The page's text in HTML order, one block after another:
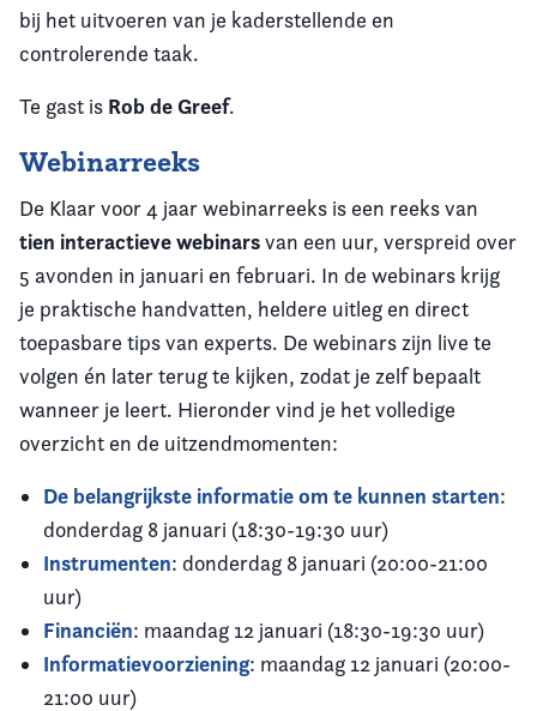
bij het uitvoeren van je kaderstellende en
controlerende taak.
Te gast is Rob de Greef.
Webinarreeks
De Klaar voor 4 jaar webinarreeks is een reeks van
tien interactieve webinarsvan een uur, verspreid over
5 avonden in januari en februari. In de webinars krijg
je praktische handvatten, heldere uitleg en direct
toepasbare tips van experts. De webinars zijn live te
volgen én later terug te kijken, zodat je zelf bepaalt
wanneer je leert. Hieronder vind je het volledige
overzicht en de uitzendmomenten:
De belangrijkste informatie om te kunnen starten:
donderdag 8 januari (18:30-19:30 uur)
Instrumenten: donderdag 8 januari (20:00-21:00
uur)
Financiën: maandag 12 januari (18:30-19:30 uur)
Informatievoorziening: maandag 12 januari (20:00-
21:00 uur)